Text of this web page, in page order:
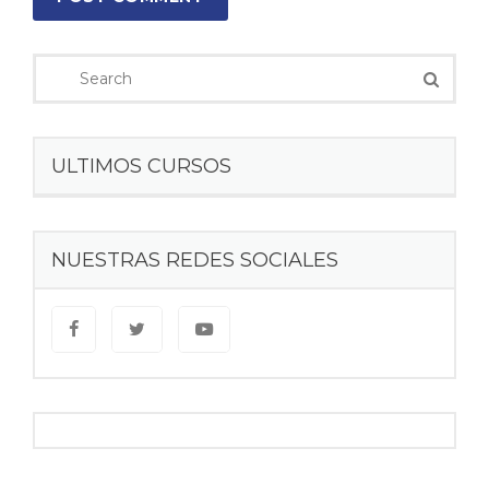
ULTIMOS CURSOS
NUESTRAS REDES SOCIALES